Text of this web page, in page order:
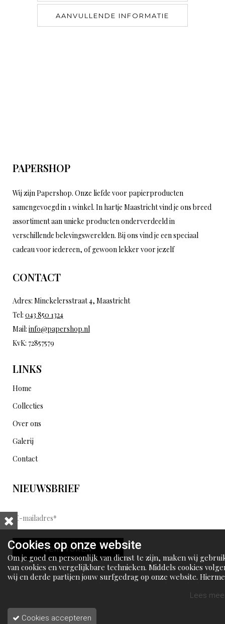
AANVULLENDE INFORMATIE
PAPERSHOP
Wij zijn Papershop. Onze liefde voor papierproducten
samengevoegd in 1 winkel. In hartje Maastricht vind je ons breed
assortiment aan unieke producten onderverdeeld in
verschillende belevingswerelden. Bij ons vind je een speciaal
cadeau voor iedereen, of gewoon lekker voor jezelf
CONTACT
Adres: Minckelersstraat 4, Maastricht
Tel: 043 850 1324
Mail: info@papershop.nl
KvK: 72857579
LINKS
Home
Collecties
Over ons
Galerij
Contact
NIEUWSBRIEF
E
-
m
a
i
l
d
VERSTUREN
Cookies op onze website
Om je goed en persoonlijk van dienst te zijn, maken wij
van cookies en vergelijkbare technieken. Middels cookies
wij en derde partijen jouw surfgedrag op onze website.
Lees
Cookies accepteren